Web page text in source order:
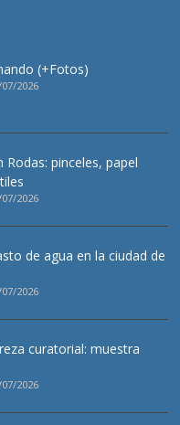
(+Fotos)
2026
Rodas: pinceles, papel
2026
de agua en la ciudad de
2026
curatorial: muestra
2026